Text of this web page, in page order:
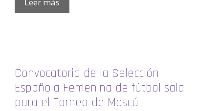
Convocatoria de la Selección
Española Femenina de fútbol sala
para el Torneo de Moscú